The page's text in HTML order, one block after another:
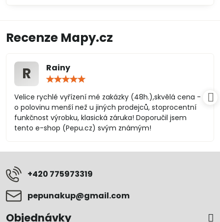
Recenze Mapy.cz
R Rainy
/
5
Velice rychlé vyřízení mé zakázky (48h.),skvělá cena -
o polovinu menší než u jiných prodejců, stoprocentní
funkčnost výrobku, klasická záruka! Doporučil jsem
tento e-shop (Pepu.cz) svým známým!
+420 775973319
pepunakup​@gmail​.com
Objednávky